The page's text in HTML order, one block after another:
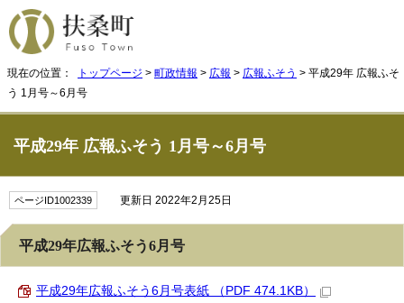
現在の位置： トップページ > 町政情報 > 広報 > 広報ふそう > 平成29年 広報ふそ
う 1月号～6月号
平成29年 広報ふそう 1月号～6月号
ページID1002339 更新日 2022年2月25日
平成29年広報ふそう6月号
平成29年広報ふそう6月号表紙 （PDF 474.1KB）